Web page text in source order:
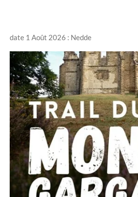
date 1 Août 2026 : Nedde